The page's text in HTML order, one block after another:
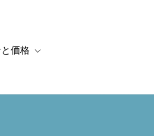
ーションfor リソース
価格 Toggle sub-navigation for プラン